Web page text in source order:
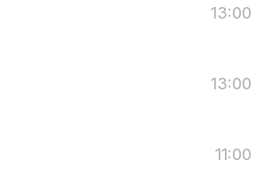
13:00
13:00
11:00